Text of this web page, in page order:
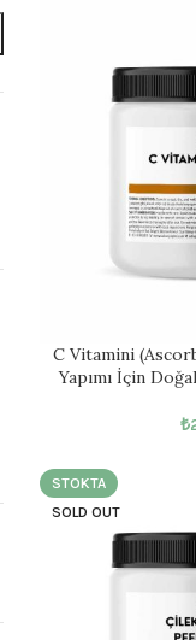
C Vitamini
Yapımı İçin
₺
STOKTA
SOLD OUT